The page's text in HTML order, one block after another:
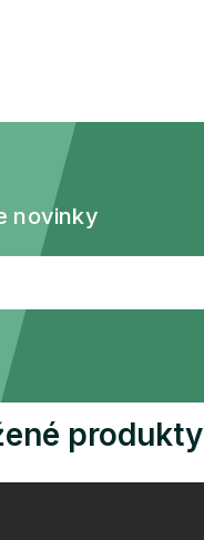
novinky
produkty